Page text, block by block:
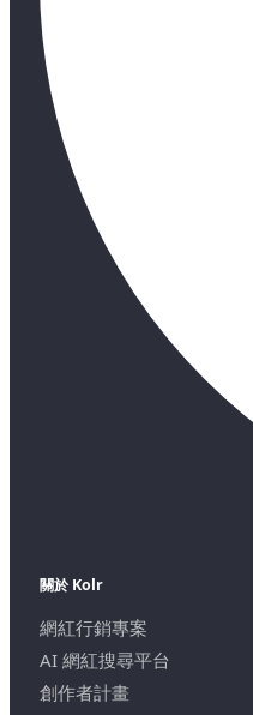
關於 Kolr
網紅行銷專案
AI 網紅搜尋平台
創作者計畫